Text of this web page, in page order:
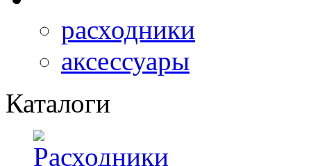
расходники
аксессуары
Каталоги